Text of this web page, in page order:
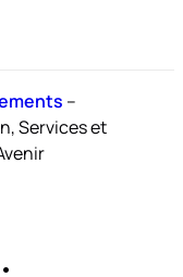
–
Services et